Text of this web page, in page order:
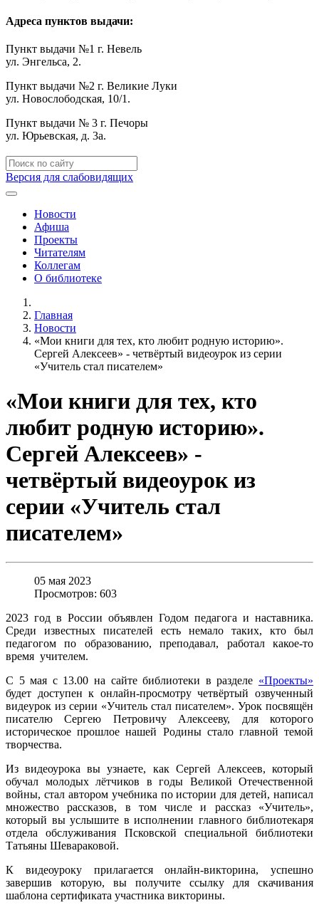
Адреса пунктов выдачи:
Пункт выдачи №1 г. Невель
ул. Энгельса, 2.
Пункт выдачи №2 г. Великие Луки
ул. Новослободская, 10/1.
Пункт выдачи № 3 г. Печоры
ул. Юрьевская, д. 3а.
Версия для слабовидящих
Новости
Афиша
Проекты
Читателям
Коллегам
О библиотеке
Главная
Новости
«Мои книги для тех, кто любит родную историю».
Сергей Алексеев» - четвёртый видеоурок из серии
«Учитель стал писателем»
«Мои книги для тех, кто
любит родную историю».
Сергей Алексеев» -
четвёртый видеоурок из
серии «Учитель стал
писателем»
05 мая 2023
Просмотров: 603
2023 год в России объявлен Годом педагога и наставника.
Среди известных писателей есть немало таких, кто был
педагогом по образованию, преподавал, работал какое-то
время учителем.
С 5 мая с 13.00 на сайте библиотеки в разделе «Проекты»
будет доступен к онлайн-просмотру четвёртый озвученный
видеурок из серии «Учитель стал писателем». Урок посвящён
писателю Сергею Петровичу Алексееву, для которого
историческое прошлое нашей Родины стало главной темой
творчества.
Из видеоурока вы узнаете, как Сергей Алексеев, который
обучал молодых лётчиков в годы Великой Отечественной
войны, стал автором учебника по истории для детей, написал
множество рассказов, в том числе и рассказ «Учитель»,
который вы услышите в исполнении главного библиотекаря
отдела обслуживания Псковской специальной библиотеки
Татьяны Шевараковой.
К видеоуроку прилагается онлайн-викторина, успешно
завершив которую, вы получите ссылку для скачивания
шаблона сертификата участника викторины.